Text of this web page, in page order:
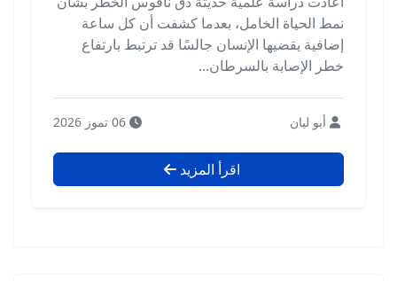
نمط الحياة الخامل، بعدما كشفت أن كل ساعة
إضافية يقضيها الإنسان جالسًا قد ترتبط بارتفاع
خطر الإصابة بالسرطان...
أبو ليان
اقرأ المزيد